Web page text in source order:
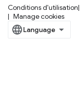
Conditions d'utilisation
Manage cookies